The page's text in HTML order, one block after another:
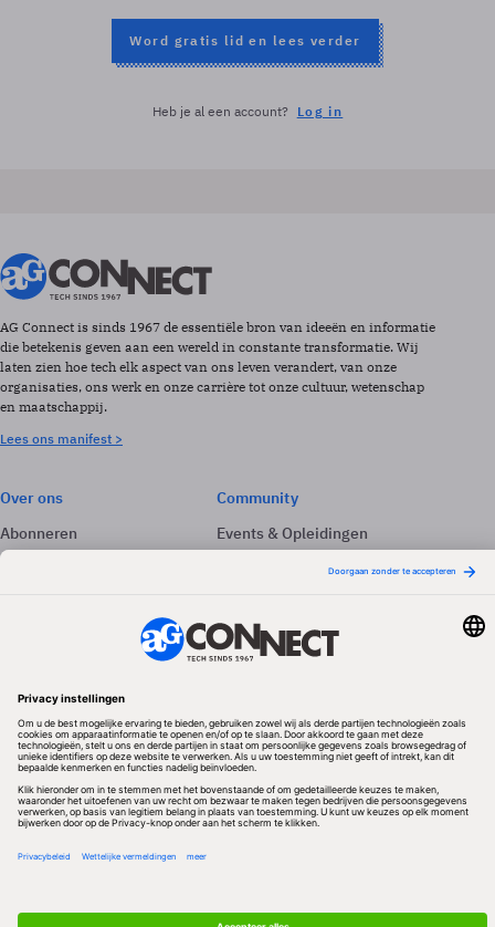
Word gratis lid en lees verder
Heb je al een account? Log in
AG Connect is sinds 1967 de essentiële bron van ideeën en informatie
die betekenis geven aan een wereld in constante transformatie. Wij
laten zien hoe tech elk aspect van ons leven verandert, van onze
organisaties, ons werk en onze carrière tot onze cultuur, wetenschap
en maatschappij.
Lees ons manifest >
Over ons
Abonneren
Adverteren
Community
Events & Opleidingen
Volg ons
Redactionele partner
Algemene Voorwaarden & Copyrights